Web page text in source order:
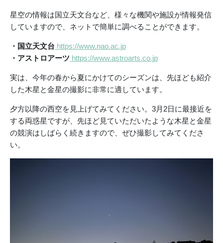
星空の情報は国立天文台など、様々な機関や施設が情報発信
していますので、ネットで簡単に調べることができます。
・国立天文台 https://www.nao.ac.jp
・アストロアーツ https://www.astroarts.co.jp
実は、今年の春から夏にかけてのシーズンは、先ほども紹介
した木星と金星の撮影に非常に適しています。
夕方以降の西空を見上げてみてください。3月2日に最接近を
する両惑星ですが、先ほど見ていただいたような木星と金星
の競演はしばらく続きますので、ぜひ撮影してみてくださ
い。